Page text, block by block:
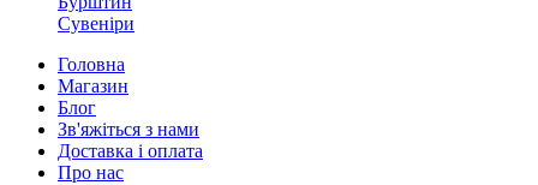
Сувеніри
Головна
Магазин
Блог
Зв'яжіться з нами
Доставка і оплата
Про нас